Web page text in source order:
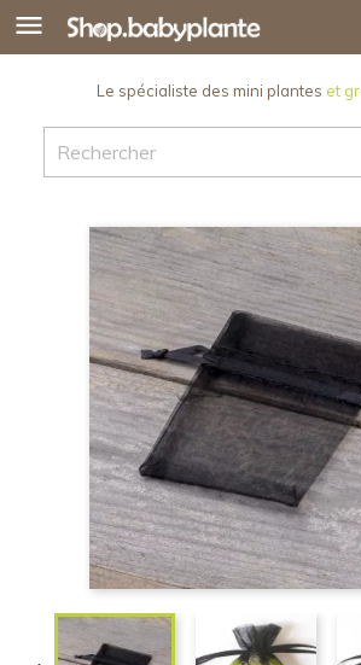

Le spécialiste des mini plantes et